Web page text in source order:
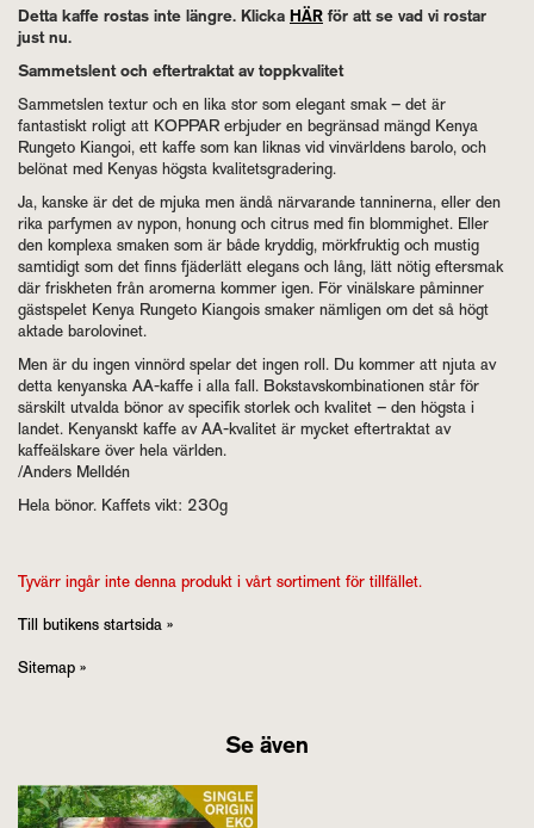
Detta kaffe rostas inte längre. Klicka HÄRför att se vad vi rostar
just nu.
Sammetslent och eftertraktat av toppkvalitet
Sammetslen textur och en lika stor som elegant smak – det är
fantastiskt roligt att KOPPAR erbjuder en begränsad mängd Kenya
Rungeto Kiangoi, ett kaffe som kan liknas vid vinvärldens barolo, och
belönat med Kenyas högsta kvalitetsgradering.
Ja, kanske är det de mjuka men ändå närvarande tanninerna, eller den
rika parfymen av nypon, honung och citrus med fin blommighet. Eller
den komplexa smaken som är både kryddig, mörkfruktig och mustig
samtidigt som det finns fjäderlätt elegans och lång, lätt nötig eftersmak
där friskheten från aromerna kommer igen. För vinälskare påminner
gästspelet Kenya Rungeto Kiangois smaker nämligen om det så högt
aktade barolovinet.
Men är du ingen vinnörd spelar det ingen roll. Du kommer att njuta av
detta kenyanska AA-kaffe i alla fall. Bokstavskombinationen står för
särskilt utvalda bönor av specifik storlek och kvalitet – den högsta i
landet. Kenyanskt kaffe av AA-kvalitet är mycket eftertraktat av
kaffeälskare över hela världen.
/Anders Melldén
Hela bönor. Kaffets vikt: 230g
Tyvärr ingår inte denna produkt i vårt sortiment för tillfället.
Till butikens startsida »
Sitemap »
Se även